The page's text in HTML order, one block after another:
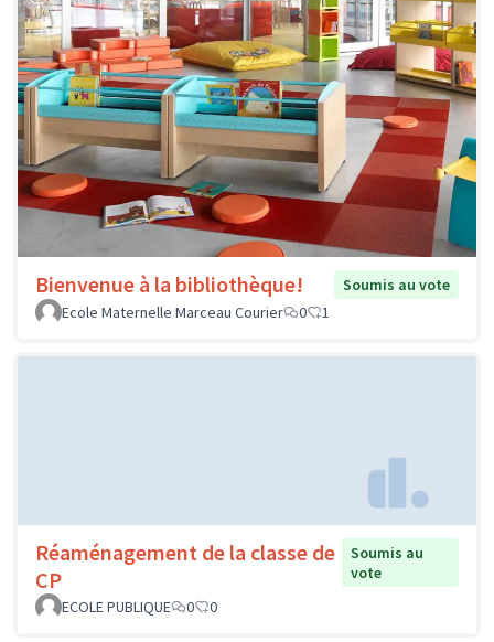
Bienvenue à la bibliothèque!
Soumis au vote
Ecole Maternelle Marceau Courier
0 1
Réaménagement de la classe de
CP
Soumis au
vote
ECOLE PUBLIQUE
0 0